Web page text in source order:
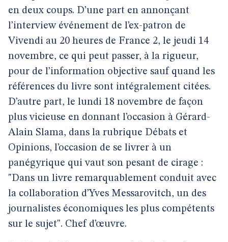
en deux coups. D’une part en annonçant
l’interview événement de l’ex-patron de
Vivendi au 20 heures de France 2, le jeudi 14
novembre, ce qui peut passer, à la rigueur,
pour de l’information objective sauf quand les
références du livre sont intégralement citées.
D’autre part, le lundi 18 novembre de façon
plus vicieuse en donnant l’occasion à Gérard-
Alain Slama, dans la rubrique Débats et
Opinions, l’occasion de se livrer à un
panégyrique qui vaut son pesant de cirage :
"Dans un livre remarquablement conduit avec
la collaboration d’Yves Messarovitch, un des
journalistes économiques les plus compétents
sur le sujet". Chef d’œuvre.